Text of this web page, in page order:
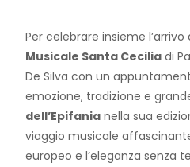
Per celebrare insieme l’arrivo
Musicale Santa Cecilia di
De Silva con un
emozione, tradizione e
dell’Epifania nella sua
viaggio musicale
europeo e l’eleganza senza